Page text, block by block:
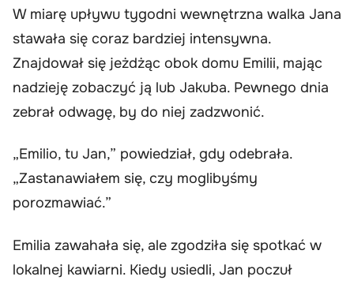
W miarę upływu tygodni wewnętrzna walka Jana
stawała się coraz bardziej intensywna.
Znajdował się jeżdżąc obok domu Emilii, mając
nadzieję zobaczyć ją lub Jakuba. Pewnego dnia
zebrał odwagę, by do niej zadzwonić.
„Emilio, tu Jan,” powiedział, gdy odebrała.
„Zastanawiałem się, czy moglibyśmy
porozmawiać.”
Emilia zawahała się, ale zgodziła się spotkać w
lokalnej kawiarni. Kiedy usiedli, Jan poczuł